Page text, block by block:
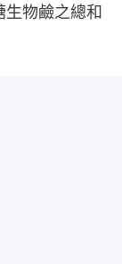
生物鹼之總和